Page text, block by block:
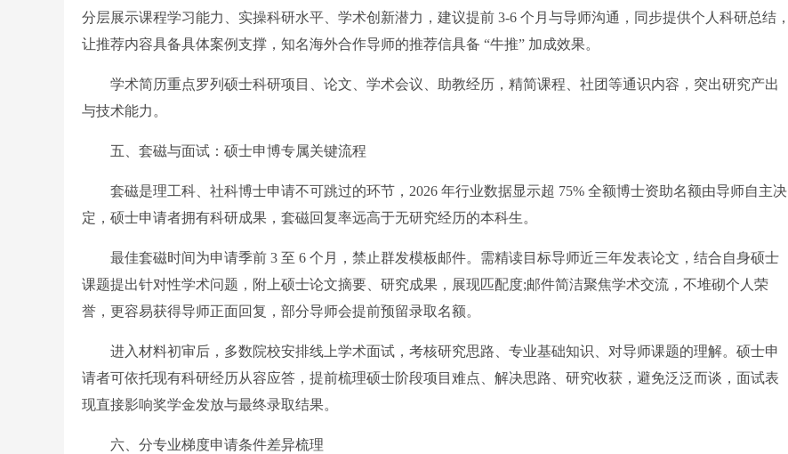
分层展示课程学习能力、实操科研水平、学术创新潜力，建议提前 3-6 个月与导师沟通，同步提供个人科研总结，
让推荐内容具备具体案例支撑，知名海外合作导师的推荐信具备 “牛推” 加成效果。
学术简历重点罗列硕士科研项目、论文、学术会议、助教经历，精简课程、社团等通识内容，突出研究产出
与技术能力。
五、套磁与面试：硕士申博专属关键流程
套磁是理工科、社科博士申请不可跳过的环节，2026 年行业数据显示超 75% 全额博士资助名额由导师自主决
定，硕士申请者拥有科研成果，套磁回复率远高于无研究经历的本科生。
最佳套磁时间为申请季前 3 至 6 个月，禁止群发模板邮件。需精读目标导师近三年发表论文，结合自身硕士
课题提出针对性学术问题，附上硕士论文摘要、研究成果，展现匹配度;邮件简洁聚焦学术交流，不堆砌个人荣
誉，更容易获得导师正面回复，部分导师会提前预留录取名额。
进入材料初审后，多数院校安排线上学术面试，考核研究思路、专业基础知识、对导师课题的理解。硕士申
请者可依托现有科研经历从容应答，提前梳理硕士阶段项目难点、解决思路、研究收获，避免泛泛而谈，面试表
现直接影响奖学金发放与最终录取结果。
六、分专业梯度申请条件差异梳理